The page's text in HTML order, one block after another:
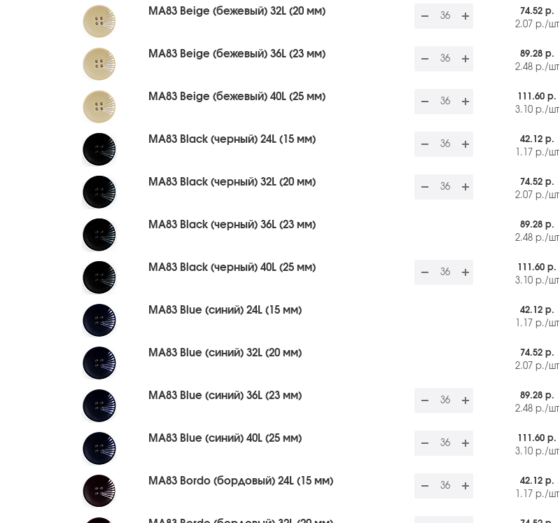
MA83 Beige (бежевый) 32L (20 мм)
74.52 р.
2.07 р./шт
MA83 Beige (бежевый) 36L (23 мм)
89.28 р.
2.48р./шт
MA83 Beige (бежевый) 40L (25 мм)
111.60 р.
3.10р./шт
MA83 Black (черный) 24L (15 мм)
42.12 р.
1.17 р./шт
MA83 Black (черный) 32L (20 мм)
74.52 р.
2.07 р./шт
MA83 Black (черный) 36L (23 мм)
89.28 р.
2.48р./шт
MA83 Black (черный) 40L (25 мм)
111.60 р.
3.10р./шт
MA83 Blue (синий) 24L (15 мм)
42.12 р.
1.17 р./шт
MA83 Blue (синий) 32L (20 мм)
74.52 р.
2.07 р./шт
MA83 Blue (синий) 36L (23 мм)
89.28 р.
2.48р./шт
MA83 Blue (синий) 40L (25 мм)
111.60 р.
3.10р./шт
MA83 Bordo (бордовый) 24L (15 мм)
42.12 р.
1.17 р./шт